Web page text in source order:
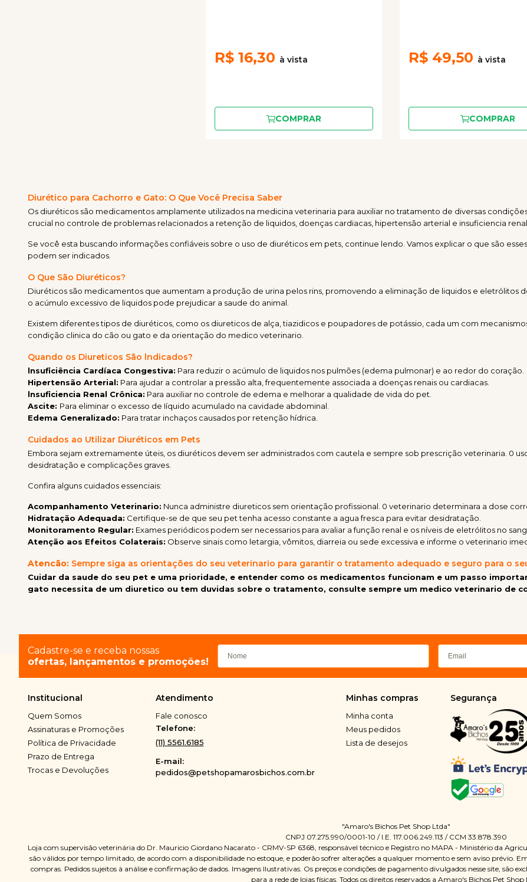
R$ 16,30
COMPRAR
R$ 49,50
COMPRAR
Diurético para Cachorro e Gato: O Que Você Precisa Saber
Os diuréticos são medicamentos amplamente utilizados na medicina veterinaria para auxiliar no tratamento de diversas
crucial no controle de problemas relacionados a retenção de liquidos, doenças cardiacas, hipertensão arterial e insuficiencia
Se você esta buscando informações confiáveis sobre o uso de diuréticos em pets, continue lendo. Vamos explicar o que são
podem ser indicados.
O Que São Diuréticos?
Diuréticos são medicamentos que aumentam a produção de urina pelos rins, promovendo a eliminação de liquidos e eletrólitos
o acúmulo excessivo de liquidos pode prejudicar a saude do animal.
Existem diferentes tipos de diuréticos, como os diureticos de alça, tiazidicos e poupadores de potássio, cada um com
condição clinica do cão ou gato e da orientação do medico veterinario.
Quando os Diureticos São lndicados?
lnsuficiência Cardíaca Congestiva: Para reduzir o acúmulo de liquidos nos pulmões (edema pulmonar) e ao redor do coração.
Hipertensão Arterial: Para ajudar a controlar a pressão alta, frequentemente associada a doenças renais ou cardiacas.
lnsuficiencia Renal Crônica: Para auxiliar no controle de edema e melhorar a qualidade de vida do pet.
Ascite: Para eliminar o excesso de Iíquido acumulado na cavidade abdominal.
Edema Generalizado: Para tratar inchaços causados por retenção hídrica.
Cuidados ao Utilizar Diuréticos em Pets
Embora sejam extremamente úteis, os diuréticos devem ser administrados com cautela e sempre sob prescrição veterinaria. 0
desidratação e complicações graves.
Confira alguns cuidados essenciais:
Acompanhamento Veterinario: Nunca administre diureticos sem orientação profissional. 0 veterinario determinara a dose
Hidratação Adequada: Certifique-se de que seu pet tenha acesso constante a agua fresca para evitar desidratação.
Monitoramento Regular: Exames periódicos podem ser necessarios para avaliar a função renal e os níveis de eletróIitos no
Atenção aos Efeitos Colaterais: Observe sinais como letargia, vômitos, diarreia ou sede excessiva e informe o veterinario
Atencão: Sempre siga as orientações do seu veterinario para garantir o tratamento adequado e seguro para o
Cuidar da saude do seu pet e uma prioridade, e entender como os medicamentos funcionam e um passo
gato necessita de um diuretico ou tem duvidas sobre o tratamento, consulte sempre um medico veterinario de
Cadastre-se e receba nossas
ofertas, lançamentos e promoções!
Institucional
Quem Somos
Assinaturas e Promoções
Política de Privacidade
Prazo de Entrega
Trocas e Devoluções
Atendimento
Fale conosco
Telefone:
(11) 5561.6185
E-mail:
pedidos@petshopamarosbichos.com.br
Minhas compras
Minha conta
Meus pedidos
Lista de desejos
Segurança
"Amaro's Bichos Pet Shop Ltda"
CNPJ 07.275.990/0001-10 / I.E. 117.006.249.113 / CCM 33.878.390
Loja com supervisão veterinária do Dr. Mauricio Giordano Nacarato - CRMV-SP 6368, responsável técnico e Registro no MAPA - Ministério da
são válidos por tempo limitado, de acordo com a disponibilidade no estoque, e poderão sofrer alterações a qualquer momento e sem aviso prévio.
compras. Pedidos sujeitos à análise e confirmação de dados. Imagens Ilustrativas. Os preços e condições de pagamento divulgados nesse site, são
para a rede de lojas físicas. Todos os direitos reservados a Amaro's Bichos Pet Shop